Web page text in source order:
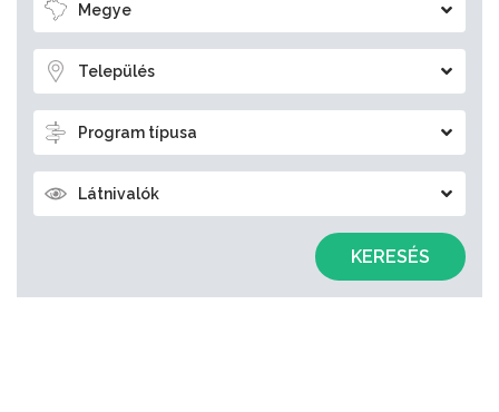
Megye
Település
Program típusa
Látnivalók
KERESÉS